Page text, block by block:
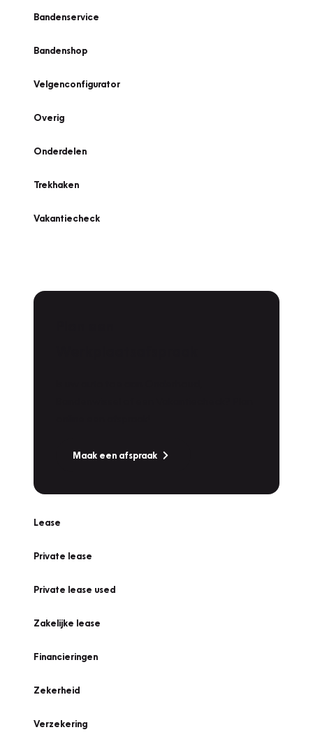
Bandenservice
Bandenshop
Velgenconfigurator
Overig
Onderdelen
Trekhaken
Vakantiecheck
Maak een afspraak
Lease
Private lease
Private lease used
Zakelijke lease
Financieringen
Zekerheid
Verzekering